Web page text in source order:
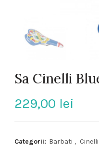
Sa Cinelli
229,00 lei
Categorii: Barbati , Cinelli